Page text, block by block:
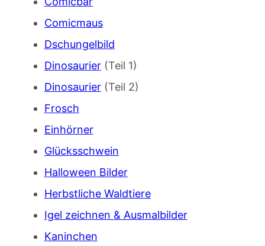
Comicmaus
Dschungelbild
Dinosaurier(Teil 1)
Dinosaurier(Teil 2)
Frosch
Einhörner
Glücksschwein
Halloween Bilder
Herbstliche Waldtiere
Igel zeichnen & Ausmalbilder
Kaninchen